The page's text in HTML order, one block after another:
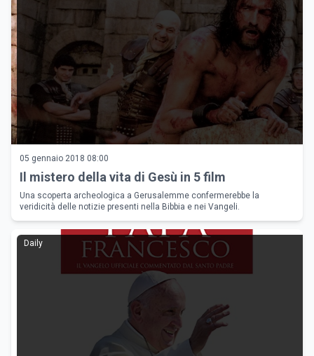
05 gennaio 2018 08:00
Il mistero della vita di Gesù in 5 film
Una scoperta archeologica a Gerusalemme confermerebbe la
veridicità delle notizie presenti nella Bibbia e nei Vangeli.
Daily